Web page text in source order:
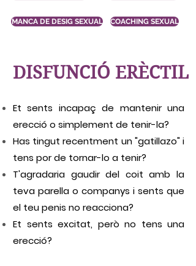
MANCA DE DESIG SEXUAL COACHING SEXUAL
DISFUNCIÓ ERÈCTIL
Et sents incapaç de mantenir una
erecció o simplement de tenir-la?
Has tingut recentment un"gatillazo"i
tens por de tornar-lo a tenir?
T'agradaria gaudir del coit amb la
teva parella o companys i sents que
el teu penis no reacciona?
Et sents excitat, però no tens una
erecció?